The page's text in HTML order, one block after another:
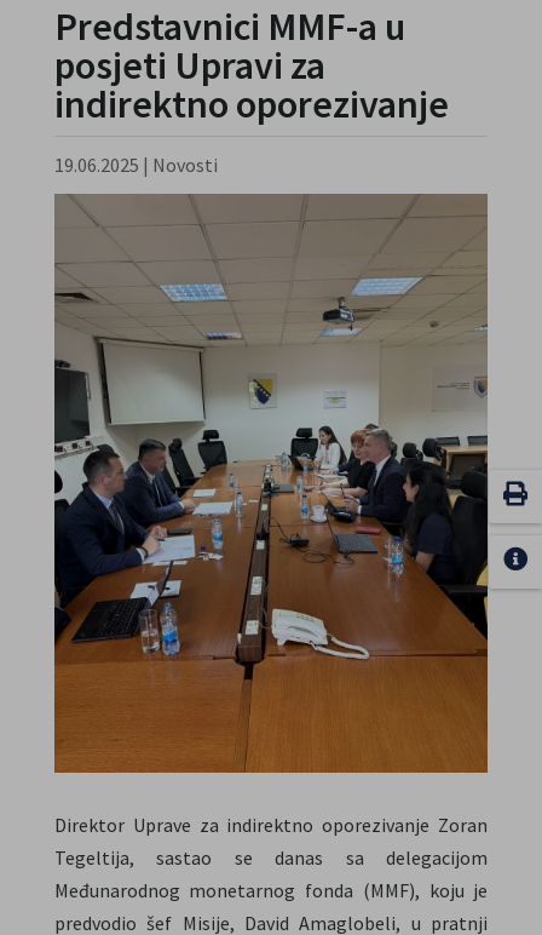
Predstavnici MMF-a u
posjeti Upravi za
indirektno oporezivanje
19.06.2025 | Novosti
Direktor Uprave za indirektno oporezivanje Zoran
Tegeltija, sastao se danas sa delegacijom
Međunarodnog monetarnog fonda (MMF), koju je
predvodio šef Misije, David Amaglobeli, u pratnji